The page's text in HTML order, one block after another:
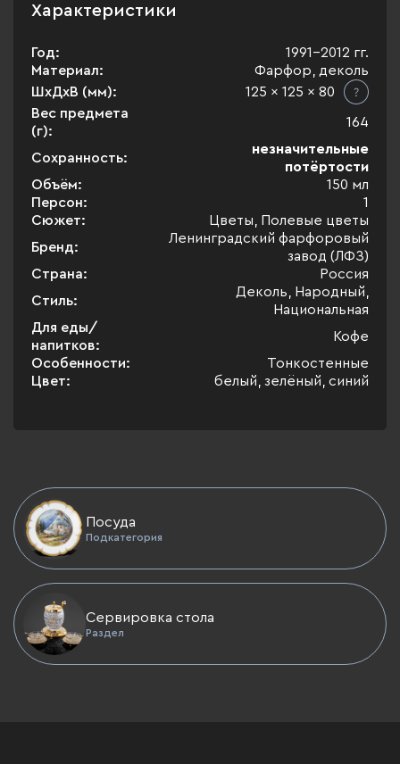
Характеристики
Год:
1991-2012 гг.
Материал:
Фарфор, деколь
ШхДхВ (мм):
125 x 125 x 80
Вес предмета
(г):
164
Сохранность:
незначительные
потёртости
Объём:
150 мл
Персон:
1
Сюжет:
Цветы, Полевые цветы
Бренд:
Ленинградский фарфоровый
завод (ЛФЗ)
Страна:
Россия
Стиль:
Деколь, Народный,
Национальная
Для еды/
напитков:
Кофе
Особенности:
Тонкостенные
Цвет:
белый, зелёный, синий
Посуда
Подкатегория
Сервировка стола
Раздел